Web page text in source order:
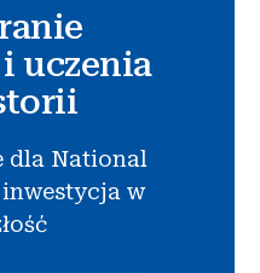
uczenia
dla National
w